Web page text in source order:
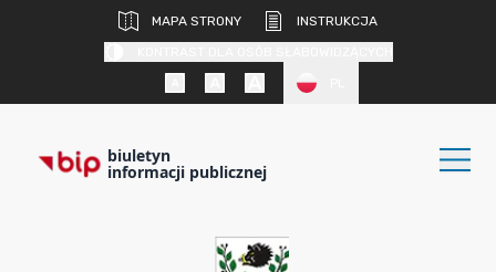
MAPA STRONY
INSTRUKCJA
biuletyn
informacji publicznej